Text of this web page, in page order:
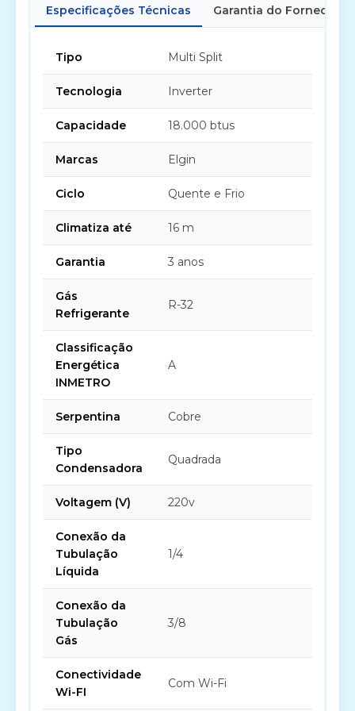
Especificações Técnicas Garantia do Fornecedor
Tipo Multi Split
Tecnologia Inverter
Capacidade 18.000 btus
Marcas Elgin
Ciclo Quente e Frio
Climatiza até 16 m
Garantia 3 anos
Gás
Refrigerante
R-32
Classificação
Energética
INMETRO
A
Serpentina Cobre
Tipo
Condensadora
Quadrada
Voltagem (V) 220v
Conexão da
Tubulação
Líquida
1/4
Conexão da
Tubulação
Gás
3/8
Conectividade
Wi-FI
Com Wi-Fi